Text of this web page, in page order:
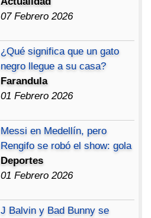
07 Febrero 2026
¿Qué significa que un gato
negro llegue a su casa?
Farandula
01 Febrero 2026
Messi en Medellín, pero
Rengifo se robó el show: gola
Deportes
01 Febrero 2026
J Balvin y Bad Bunny se